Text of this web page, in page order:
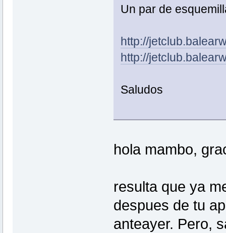
Un par de
http://
http://
Saludos
hola mambo,
resulta que ya
despues de tu
anteayer. Pero,